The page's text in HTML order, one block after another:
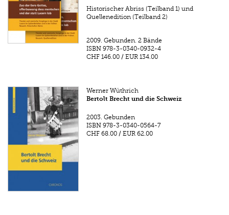
Historischer Abriss (Teilband 1) und
Quellenedition (Teilband 2)
2009. Gebunden. 2 Bände
ISBN 978-3-0340-0932-4
CHF 146.00 /EUR 134.00
Werner Wüthrich
Bertolt Brecht und die Schweiz
2003. Gebunden
ISBN 978-3-0340-0564-7
CHF 68.00 /EUR 62.00